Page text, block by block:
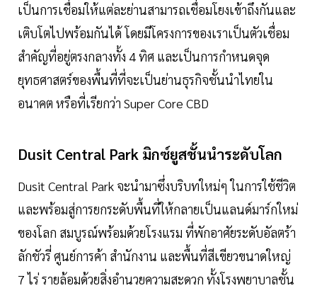
เป็นการเชื่อมให้แต่ละย่านสามารถเชื่อมโยงเข้าถึงกันและ
เติบโตไปพร้อมกันได้ โดยมีโครงการของเราเป็นตัวเชื่อม
สำคัญที่อยู่ตรงกลางทั้ง 4 ทิศ และเป็นการกำหนดจุด
ยุทธศาสตร์ของพื้นที่ที่จะเป็นย่านธุรกิจชั้นนำไทยใน
อนาคต หรือที่เรียกว่า Super Core CBD
Dusit Central Park มิกซ์ยูสชั้นนำระดับโลก
Dusit Central Park จะนำมาซึ่งบริบทใหม่ๆ ในการใช้ชีวิต
และพร้อมสู่การยกระดับพื้นที่ให้กลายเป็นแลนด์มาร์กใหม่
ของโลก สมบูรณ์พร้อมด้วยโรงแรม ที่พักอาศัยระดับอัลตร้า
ลักชัวรี่ ศูนย์การค้า สำนักงาน และพื้นที่สีเขียวขนาดใหญ่
7 ไร่ รายล้อมด้วยสิ่งอำนวยความสะดวก ทั้งโรงพยาบาลชั้น